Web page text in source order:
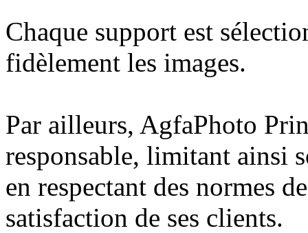
Chaque support est
fidèlement les images.
Par ailleurs, AgfaPhoto
responsable, limitant ainsi
en respectant des normes
satisfaction de ses clients.